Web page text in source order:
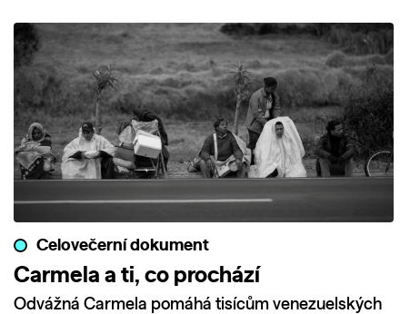
Celovečerní dokument
Carmela a ti, co prochází
Odvážná Carmela pomáhá tisícům venezuelských